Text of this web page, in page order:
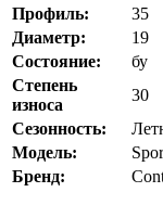
Профиль:
35
Диаметр:
19
Состояние:
бу
Степень
износа
30
Сезонность:
Модель:
Бренд: